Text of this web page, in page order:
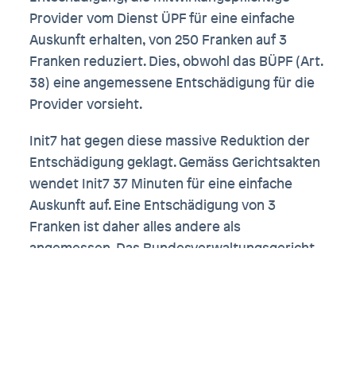
Provider vom Dienst ÜPF für eine einfache
Auskunft erhalten, von 250 Franken auf 3
Franken reduziert. Dies, obwohl das BÜPF (Art.
38) eine angemessene Entschädigung für die
Provider vorsieht.
Init7 hat gegen diese massive Reduktion der
Entschädigung geklagt. Gemäss Gerichtsakten
wendet Init7 37 Minuten für eine einfache
Auskunft auf. Eine Entschädigung von 3
Franken ist daher alles andere als
angemessen. Das Bundesverwaltungsgericht